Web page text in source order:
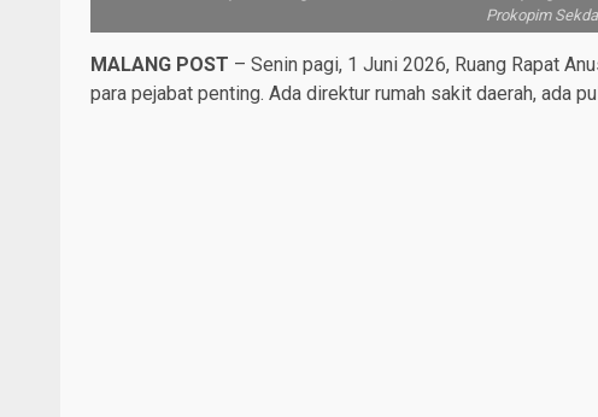
Prokopim
MALANG POST – Senin pagi, 1 Juni 2026, Ruang Rapat
para pejabat penting. Ada direktur rumah sakit daerah, ada